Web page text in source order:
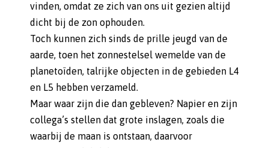
vinden, omdat ze zich van ons uit gezien altijd
dicht bij de zon ophouden.
Toch kunnen zich sinds de prille jeugd van de
aarde, toen het zonnestelsel wemelde van de
planetoïden, talrijke objecten in de gebieden L4
en L5 hebben verzameld.
Maar waar zijn die dan gebleven? Napier en zijn
collega’s stellen dat grote inslagen, zoals die
waarbij de maan is ontstaan, daarvoor